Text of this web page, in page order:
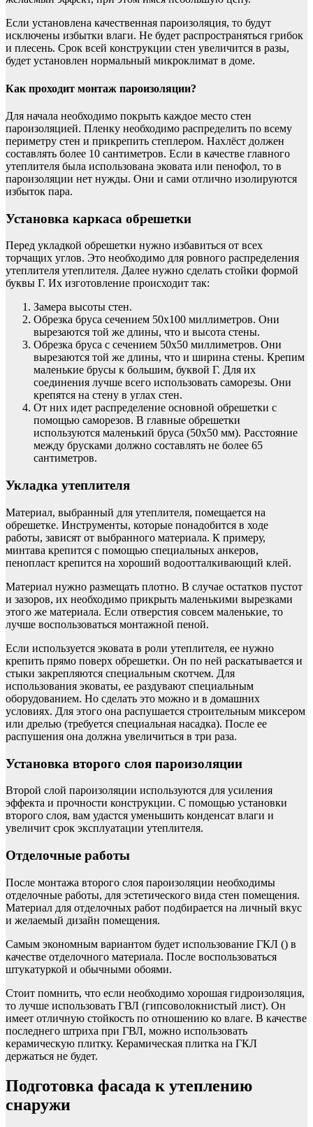
Если установлена качественная пароизоляция, то будут
исключены избытки влаги. Не будет распространяться грибок
и плесень. Срок всей конструкции стен увеличится в разы,
будет установлен нормальный микроклимат в доме.
Как проходит монтаж пароизоляции?
Для начала необходимо покрыть каждое место стен
пароизоляцией. Пленку необходимо распределить по всему
периметру стен и прикрепить степлером. Нахлёст должен
составлять более 10 сантиметров. Если в качестве главного
утеплителя была использована эковата или пенофол, то в
пароизоляции нет нужды. Они и сами отлично изолируются
избыток пара.
Установка каркаса обрешетки
Перед укладкой обрешетки нужно избавиться от всех
торчащих углов. Это необходимо для ровного распределения
утеплителя утеплителя. Далее нужно сделать стойки формой
буквы Г. Их изготовление происходит так:
Замера высоты стен.
Обрезка бруса сечением 50х100 миллиметров. Они
вырезаются той же длины, что и высота стены.
Обрезка бруса с сечением 50х50 миллиметров. Они
вырезаются той же длины, что и ширина стены. Крепим
маленькие брусы к большим, буквой Г. Для их
соединения лучше всего использовать саморезы. Они
крепятся на стену в углах стен.
От них идет распределение основной обрешетки с
помощью саморезов. В главные обрешетки
используются маленький бруса (50х50 мм). Расстояние
между брусками должно составлять не более 65
сантиметров.
Укладка утеплителя
Материал, выбранный для утеплителя, помещается на
обрешетке. Инструменты, которые понадобится в ходе
работы, зависят от выбранного материала. К примеру,
минтава крепится с помощью специальных анкеров,
пенопласт крепится на хороший водоотталкивающий клей.
Материал нужно размещать плотно. В случае остатков пустот
и зазоров, их необходимо прикрыть маленькими вырезками
этого же материала. Если отверстия совсем маленькие, то
лучше воспользоваться монтажной пеной.
Если используется эковата в роли утеплителя, ее нужно
крепить прямо поверх обрешетки. Он по ней раскатывается и
стыки закрепляются специальным скотчем. Для
использования эковаты, ее раздувают специальным
оборудованием. Но сделать это можно и в домашних
условиях. Для этого она распушается строительным миксером
или дрелью (требуется специальная насадка). После ее
распушения она должна увеличиться в три раза.
Установка второго слоя пароизоляции
Второй слой пароизоляции используются для усиления
эффекта и прочности конструкции. С помощью установки
второго слоя, вам удастся уменьшить конденсат влаги и
увеличит срок эксплуатации утеплителя.
Отделочные работы
После монтажа второго слоя пароизоляции необходимы
отделочные работы, для эстетического вида стен помещения.
Материал для отделочных работ подбирается на личный вкус
и желаемый дизайн помещения.
Самым экономным вариантом будет использование ГКЛ () в
качестве отделочного материала. После воспользоваться
штукатуркой и обычными обоями.
Стоит помнить, что если необходимо хорошая гидроизоляция,
то лучше использовать ГВЛ (гипсоволокнистый лист). Он
имеет отличную стойкость по отношению ко влаге. В качестве
последнего штриха при ГВЛ, можно использовать
керамическую плитку. Керамическая плитка на ГКЛ
держаться не будет.
Подготовка фасада к утеплению
снаружи